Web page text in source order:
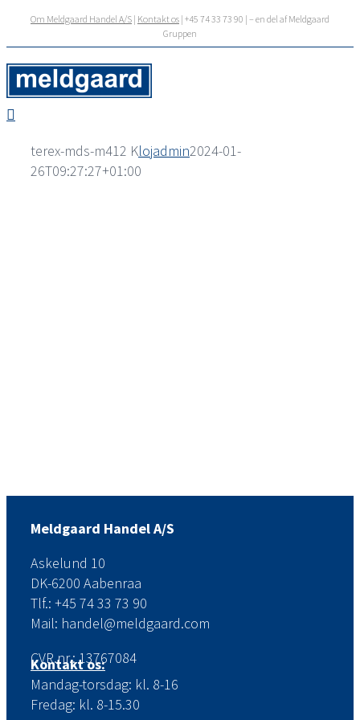
Om Meldgaard Handel A/S | Kontakt os | +45 74 33 73 90 | – en del af Meldgaard
Gruppen
terex-mds-m412 Klojadmin2024-01-
26T09:27:27+01:00
Meldgaard Handel A/S
Askelund 10
DK-6200 Aabenraa
Tlf.: +45 74 33 73 90
Mail: handel@meldgaard.com
CVR.nr.: 13767084
Kontakt os:
Mandag-torsdag: kl. 8-16
Fredag: kl. 8-15.30